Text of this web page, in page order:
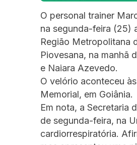
O personal trainer
na segunda-feira (25)
Região Metropolitana
Piovesana, na manhã
e Naiara Azevedo.
O velório aconteceu
Memorial, em Goiânia.
Em nota, a Secretaria
de segunda-feira, na
cardiorrespiratória.